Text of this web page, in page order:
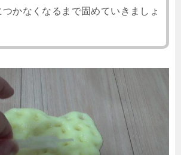
かなくなるまで固めていきましょ